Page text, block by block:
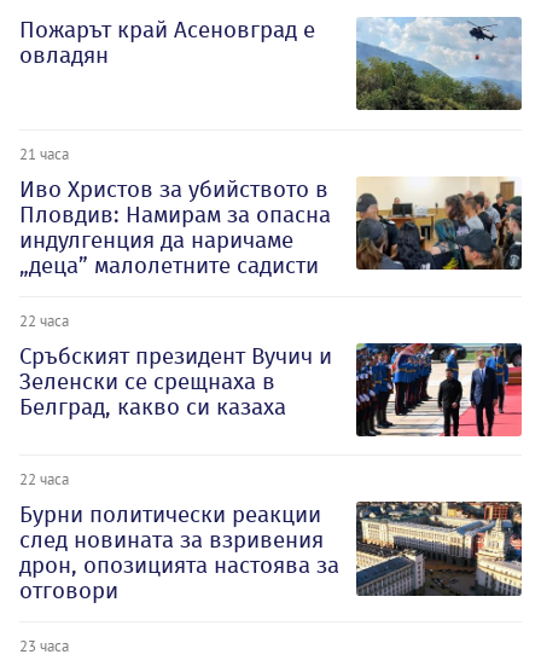
Пожарът край Асеновград е
овладян
21 часа
Иво Христов за убийството в
Пловдив: Намирам за опасна
индулгенция да наричаме
„деца” малолетните садисти
22 часа
Сръбският президент Вучич и
Зеленски се срещнаха в
Белград, какво си казаха
22 часа
Бурни политически реакции
след новината за взривения
дрон, опозицията настоява за
отговори
23 часа